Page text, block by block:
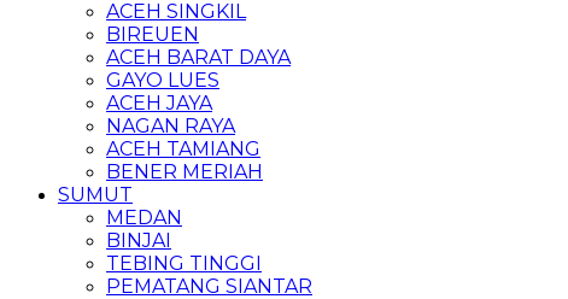
ACEH SINGKIL
BIREUEN
ACEH BARAT DAYA
GAYO LUES
ACEH JAYA
NAGAN RAYA
ACEH TAMIANG
BENER MERIAH
SUMUT
MEDAN
BINJAI
TEBING TINGGI
PEMATANG SIANTAR